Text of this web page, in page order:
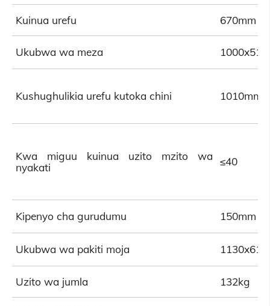
Kuinua urefu 670mm
Ukubwa wa meza
Kushughulikia urefu kutoka chini 1010mm
Kwa miguu kuinua uzito mzito wa
nyakati
≤40
Kipenyo cha gurudumu 150mm
Ukubwa wa pakiti moja
Uzito wa jumla 132kg